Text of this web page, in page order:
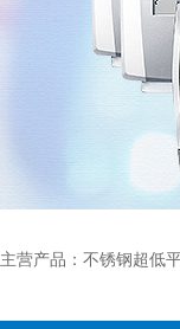
主营产品：不锈钢超低